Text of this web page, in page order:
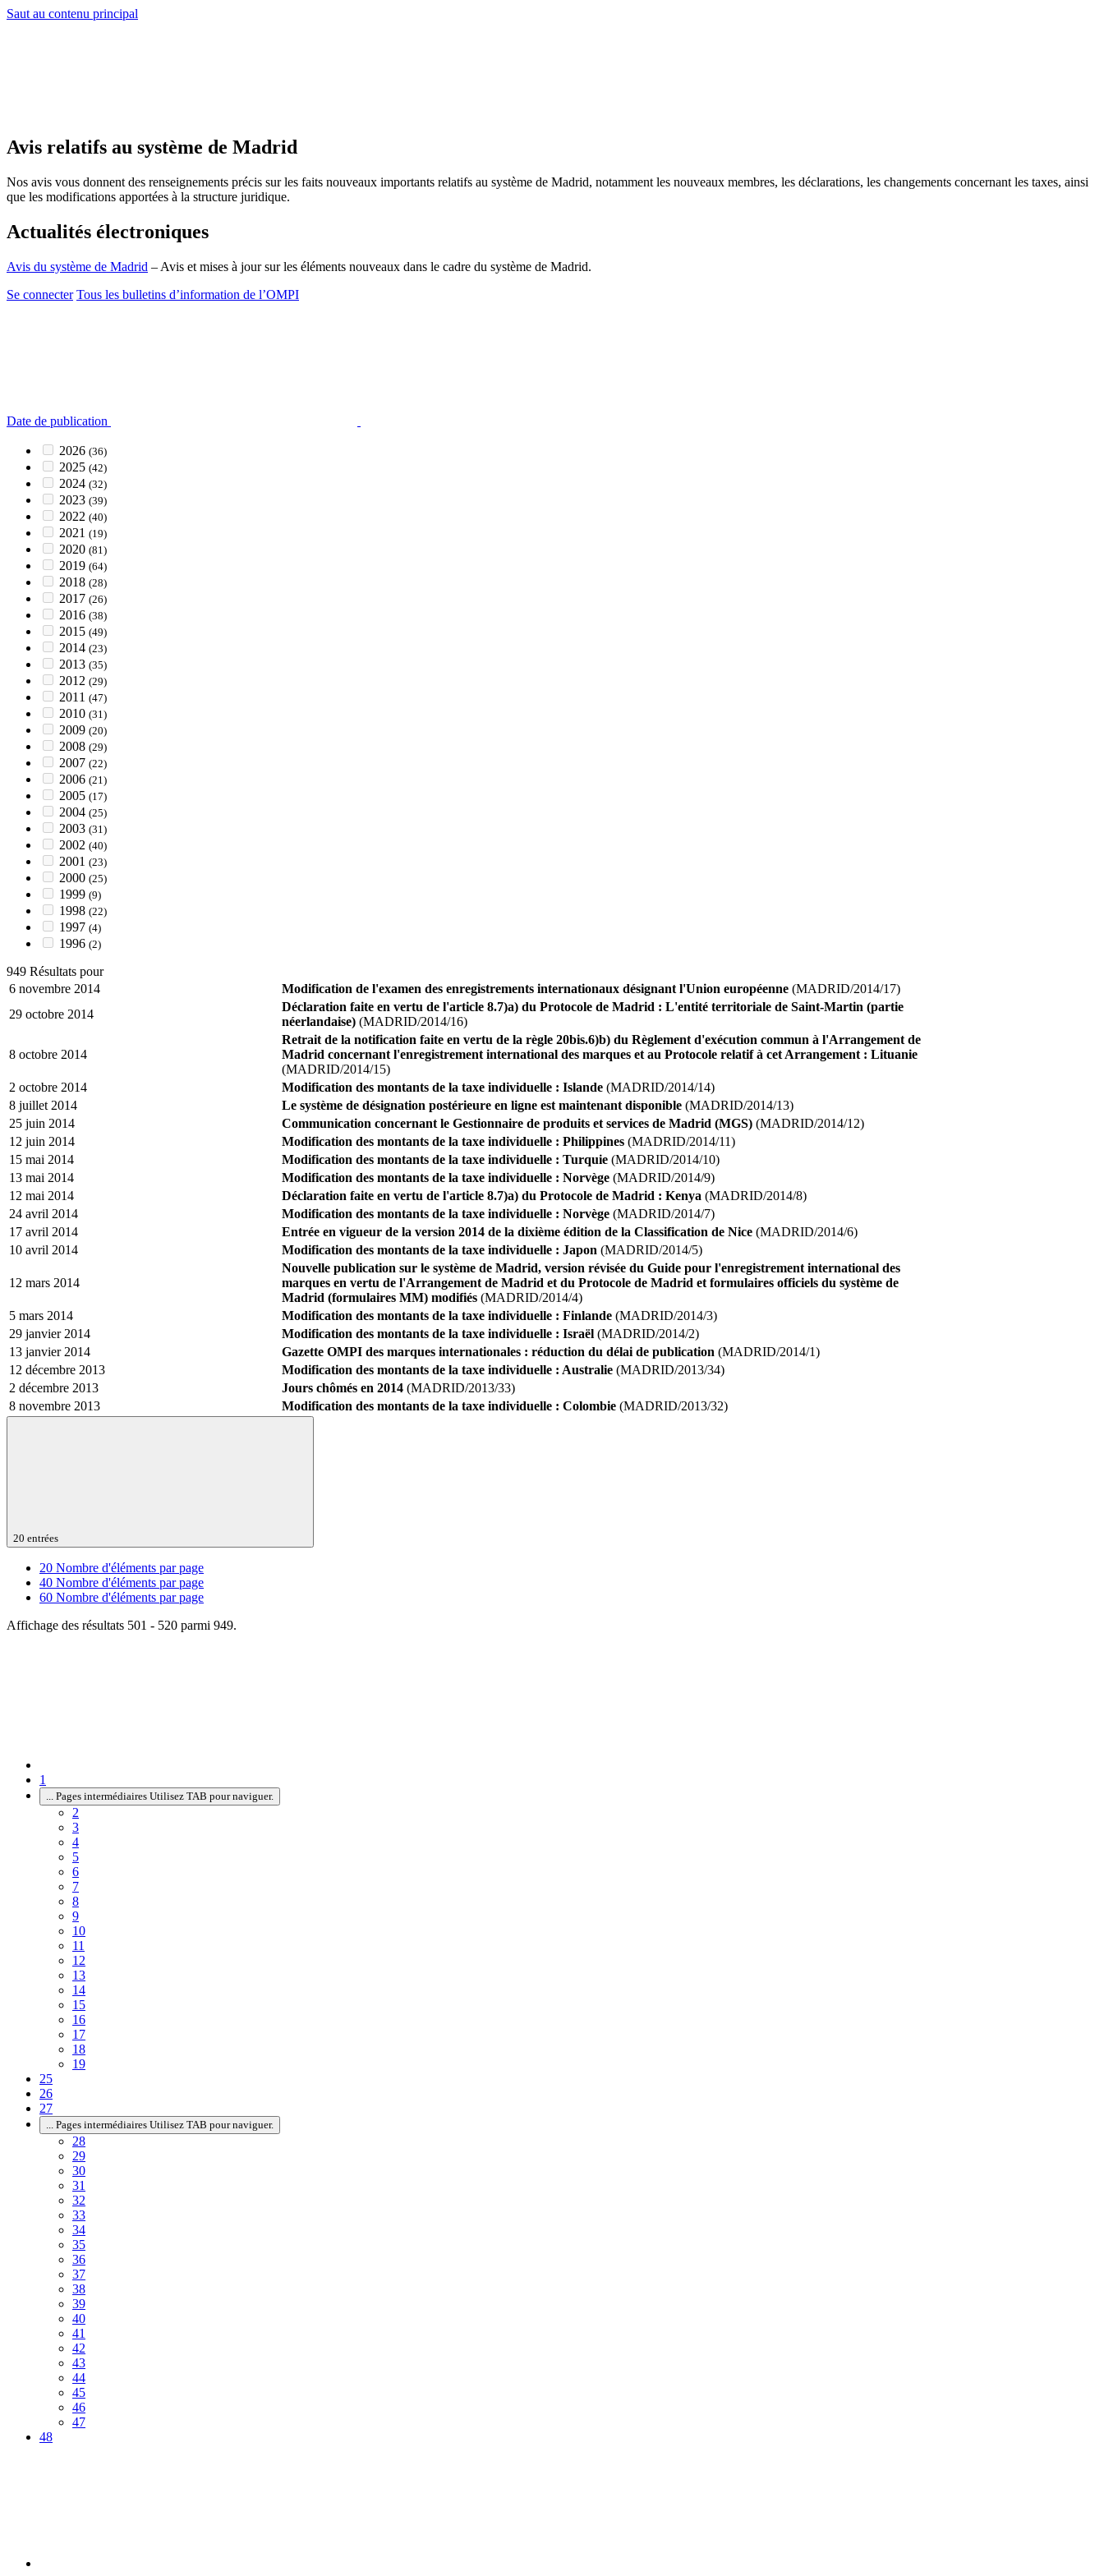
Saut au contenu principal
Avis relatifs au système de Madrid
Nos avis vous donnent des renseignements précis sur les faits nouveaux importants relatifs au système de Madrid, notamment les nouveaux membres, les déclarations, les changements concernant les taxes, ainsi
que les modifications apportées à la structure juridique.
Actualités électroniques
Avis du système de Madrid – Avis et mises à jour sur les éléments nouveaux dans le cadre du système de Madrid.
Se connecter Tous les bulletins d’information de l’OMPI
Date de publication
2026 (36)
2025 (42)
2024 (32)
2023 (39)
2022 (40)
2021 (19)
2020 (81)
2019 (64)
2018 (28)
2017 (26)
2016 (38)
2015 (49)
2014 (23)
2013 (35)
2012 (29)
2011 (47)
2010 (31)
2009 (20)
2008 (29)
2007 (22)
2006 (21)
2005 (17)
2004 (25)
2003 (31)
2002 (40)
2001 (23)
2000 (25)
1999 (9)
1998 (22)
1997 (4)
1996 (2)
949 Résultats pour
6 novembre 2014
Modification de l'examen des enregistrements internationaux désignant l'Union européenne (MADRID/2014/17)
29 octobre 2014
Déclaration faite en vertu de l'article 8.7)a) du Protocole de Madrid : L'entité territoriale de Saint-Martin (partie
néerlandaise) (MADRID/2014/16)
8 octobre 2014
Retrait de la notification faite en vertu de la règle 20bis.6)b) du Règlement d'exécution commun à l'Arrangement de
Madrid concernant l'enregistrement international des marques et au Protocole relatif à cet Arrangement : Lituanie
(MADRID/2014/15)
2 octobre 2014
Modification des montants de la taxe individuelle : Islande (MADRID/2014/14)
8 juillet 2014
Le système de désignation postérieure en ligne est maintenant disponible (MADRID/2014/13)
25 juin 2014
Communication concernant le Gestionnaire de produits et services de Madrid (MGS) (MADRID/2014/12)
12 juin 2014
Modification des montants de la taxe individuelle : Philippines (MADRID/2014/11)
15 mai 2014
Modification des montants de la taxe individuelle : Turquie (MADRID/2014/10)
13 mai 2014
Modification des montants de la taxe individuelle : Norvège (MADRID/2014/9)
12 mai 2014
Déclaration faite en vertu de l'article 8.7)a) du Protocole de Madrid : Kenya (MADRID/2014/8)
24 avril 2014
Modification des montants de la taxe individuelle : Norvège (MADRID/2014/7)
17 avril 2014
Entrée en vigueur de la version 2014 de la dixième édition de la Classification de Nice (MADRID/2014/6)
10 avril 2014
Modification des montants de la taxe individuelle : Japon (MADRID/2014/5)
12 mars 2014
Nouvelle publication sur le système de Madrid, version révisée du Guide pour l'enregistrement international des
marques en vertu de l'Arrangement de Madrid et du Protocole de Madrid et formulaires officiels du système de
Madrid (formulaires MM) modifiés (MADRID/2014/4)
5 mars 2014
Modification des montants de la taxe individuelle : Finlande (MADRID/2014/3)
29 janvier 2014
Modification des montants de la taxe individuelle : Israël (MADRID/2014/2)
13 janvier 2014
Gazette OMPI des marques internationales : réduction du délai de publication (MADRID/2014/1)
12 décembre 2013
Modification des montants de la taxe individuelle : Australie (MADRID/2013/34)
2 décembre 2013
Jours chômés en 2014 (MADRID/2013/33)
8 novembre 2013
Modification des montants de la taxe individuelle : Colombie (MADRID/2013/32)
20 entrées
20 Nombre d'éléments par page
40 Nombre d'éléments par page
60 Nombre d'éléments par page
Affichage des résultats 501 - 520 parmi 949.
1
Pages intermédiaires Utilisez TAB pour naviguer.
2
3
4
5
6
7
8
9
10
11
12
13
14
15
16
17
18
19
25
26
27
Pages intermédiaires Utilisez TAB pour naviguer.
28
29
30
31
32
33
34
35
36
37
38
39
40
41
42
43
44
45
46
47
48